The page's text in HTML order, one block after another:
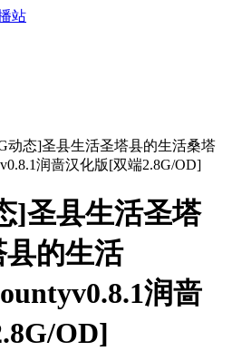
动态]圣县生活圣塔县的生活桑塔
润啬汉化版[双端2.8G/OD]
]圣县生活圣塔
的生活
润啬
OD]